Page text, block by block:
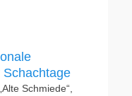
Schachtage
Schmiede“,